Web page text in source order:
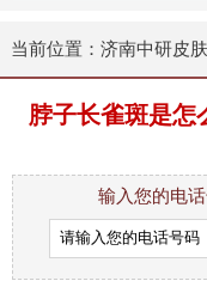
当前位置： 济南中研皮
脖子长雀斑是怎
输入您的电